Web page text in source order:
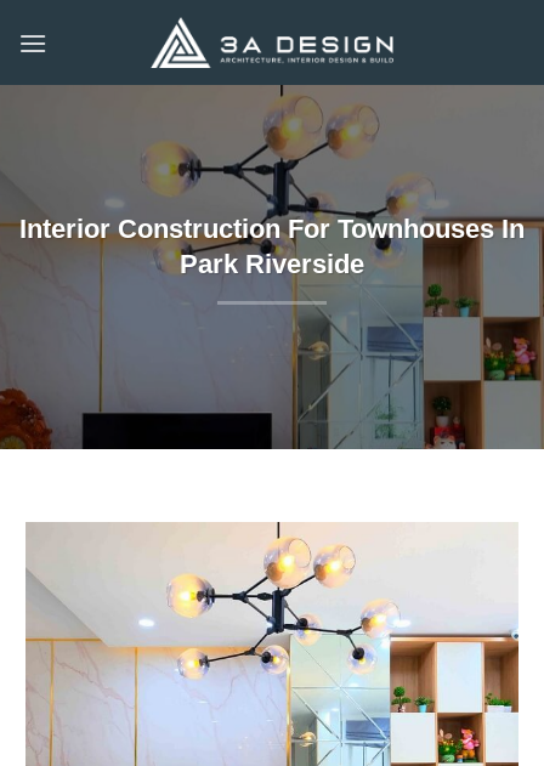
Interior Construction For Townhouses In
Park Riverside